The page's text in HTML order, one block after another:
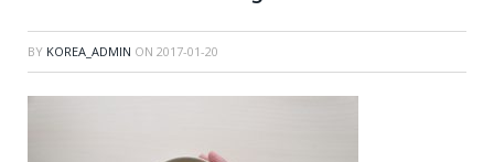
BY KOREA_ADMIN ON 2017-01-20